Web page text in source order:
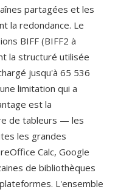
partagées et les
la redondance. Le
BIFF (BIFF2 à
la structuré utilisée
jusqu'à 65 536
limitation qui a
est la
de tableurs — les
les grandes
Calc, Google
de bibliothèques
L'ensemble